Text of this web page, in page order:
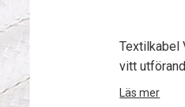
Textilkabel
vitt
Läs mer